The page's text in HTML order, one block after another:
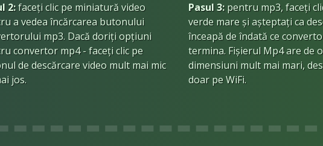
2:faceți clic pe miniatură video
a vedea încărcarea butonului
mp3. Dacă doriți opțiuni
convertor mp4 - faceți clic pe
de descărcare video mult mai mic
jos.
Pasul 3:pentru mp3, faceți
verde mare și așteptați ca
înceapă de îndată ce
termina. Fișierul Mp4 are de
dimensiuni mult mai mari,
doar pe WiFi.